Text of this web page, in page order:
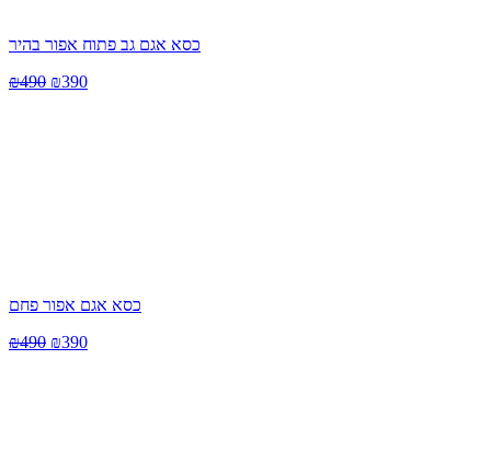
כסא אגם גב פתוח אפור בהיר
₪490 ₪390
כסא אגם אפור פחם
₪490 ₪390